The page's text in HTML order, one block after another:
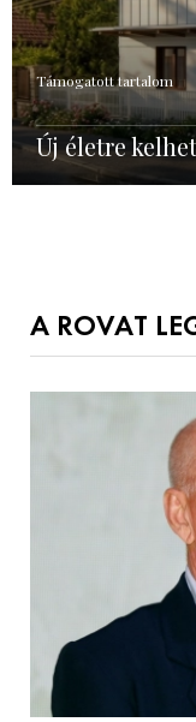
Támogatott tartalom
Új életre
A ROVAT